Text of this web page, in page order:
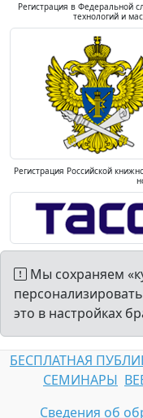
Регистрация в Федеральной
технологий и
Регистрация Российской
Мы сохраняем
это в настройках
БЕСПЛАТНАЯ
СЕМИНАРЫ
Сведения об